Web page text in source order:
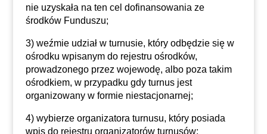
nie uzyskała na ten cel dofinansowania ze
środków Funduszu;
3) weźmie udział w turnusie, który odbędzie się w
ośrodku wpisanym do rejestru ośrodków,
prowadzonego przez wojewodę, albo poza takim
ośrodkiem, w przypadku gdy turnus jest
organizowany w formie niestacjonarnej;
4) wybierze organizatora turnusu, który posiada
wpis do rejestru organizatorów turnusów;